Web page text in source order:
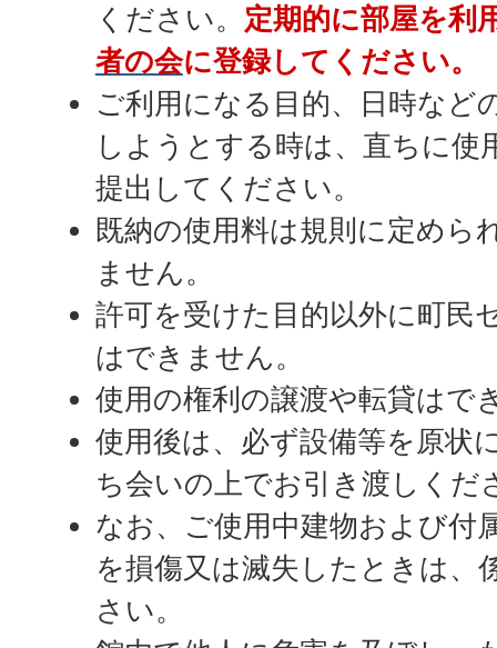
ください。 定期的に部屋を利
者の会に登録してください。
ご利用になる目的、日時など
しようとする時は、直ちに使
提出してください。
既納の使用料は規則に定めら
ません。
許可を受けた目的以外に町民
はできません。
使用の権利の譲渡や転貸はで
使用後は、必ず設備等を原状
ち会いの上でお引き渡しくだ
なお、ご使用中建物および付
を損傷又は滅失したときは、
さい。